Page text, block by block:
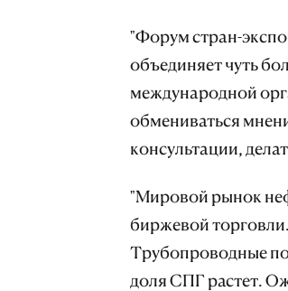
"Форум стран-
объединяет чуть
международной
обмениваться
консультации,
"Мировой рынок
биржевой
Трубопроводные
доля СПГ растет.